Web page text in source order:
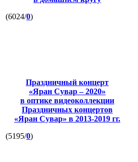
(6024/0)
Праздничный концерт
«Яран Сувар – 2020»
в оптике видеоколлекции
Праздничных концертов
«Яран Сувар» в 2013-2019 гг.
(5195/0)